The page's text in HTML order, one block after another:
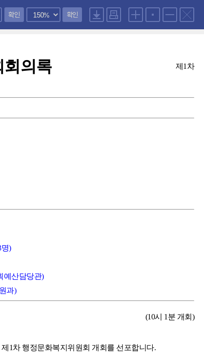
확인 확인
회의록 제1차
)
예산담당관)
과)
(10시 1분 개회)
1차 행정문화복지위원회 개회를 선포합니다.